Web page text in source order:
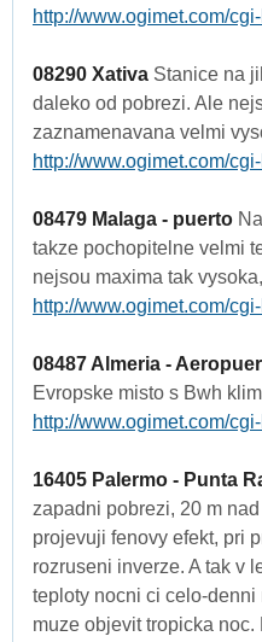
http://www.ogimet.com/
08290 Xativa Stanice na
daleko od pobrezi. Ale
zaznamenavana velmi
http://www.ogimet.com/
08479 Malaga - puerto
takze pochopitelne velmi
nejsou maxima tak
http://www.ogimet.com/
08487 Almeria -
Evropske misto s Bwh
http://www.ogimet.com/
16405 Palermo - Punta
zapadni pobrezi, 20 m
projevuji fenovy efekt, pri
rozruseni inverze. A tak v
teploty nocni ci celo-denni
muze objevit tropicka